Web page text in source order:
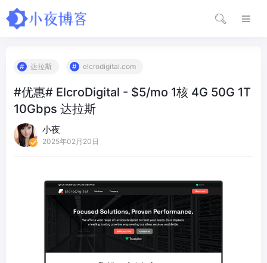
达拉斯 elcrodigital.com
#优惠# ElcroDigital - $5/mo 1核 4G 50G 1T
10Gbps 达拉斯
小夜
2025年02月20日